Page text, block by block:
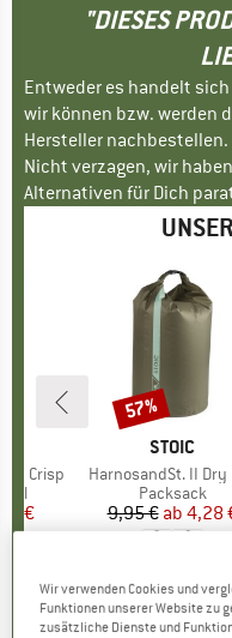
"DIESES
Entweder es handelt
wir können bzw. werden
Hersteller nachbestellen.
Nicht verzagen, wir
Alternativen für Dich
Crisp
Preis
€
MARKE
STOIC
Artikel
HarnosandSt. II Dry
Packsack
Preis
9,95 € ab 4,28
Rabatt
57%
Wir verwenden Cookies und
Funktionen unserer Website zu
zusätzliche Dienste und